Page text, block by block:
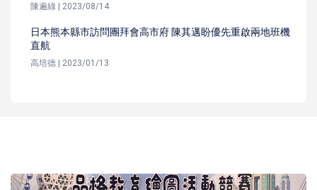
陳遍綠 | 2023/08/14
日本熊本縣市訪問團拜會高市府 陳其邁盼優先重啟兩地班機
直航
高培德 | 2023/01/13